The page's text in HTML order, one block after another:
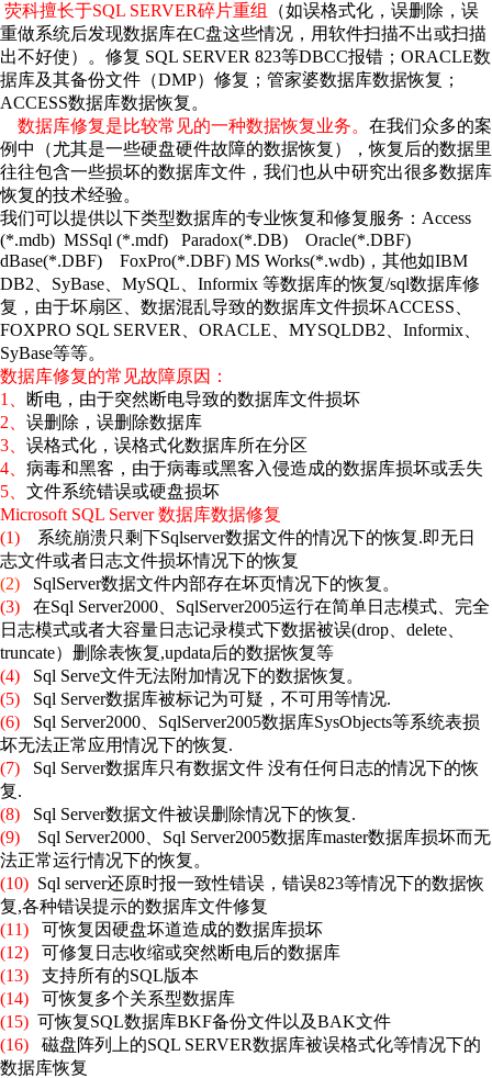
荧科擅长于SQL SERVER碎片重组
（如误格式化，误删除，误
重做系统后发现数据库在C盘这些情况，用软件扫描不出或扫描
出不好使）。修复 SQL SERVER 823等DBCC报错；ORACLE数
据库及其备份文件（DMP）修复；管家婆数据库数据恢复；
ACCESS数据库数据恢复。
数据库修复是比较常见的一种数据恢复业务。 在我们众多的案
例中（尤其是一些硬盘硬件故障的数据恢复），恢复后的数据里
往往包含一些损坏的数据库文件，我们也从中研究出很多数据库
恢复的技术经验。
我们可以提供以下类型数据库的专业恢复和修复服务：Access
(*.mdb) MSSql (*.mdf) Paradox(*.DB) Oracle(*.DBF)
dBase(*.DBF) FoxPro(*.DBF) MS Works(*.wdb)，其他如IBM
DB2、SyBase、MySQL、Informix 等数据库的恢复/sql数据库修
复，由于坏扇区、数据混乱导致的数据库文件损坏ACCESS、
FOXPRO SQL SERVER、ORACLE、MYSQLDB2、Informix、
SyBase等等。
数据库修复的常见故障原因：
1、
断电，由于突然断电导致的数据库文件损坏
2、 误删除，误删除数据库
3、 误格式化，误格式化数据库所在分区
4、 病毒和黑客，由于病毒或黑客入侵造成的数据库损坏或丢失
5、 文件系统错误或硬盘损坏
Microsoft SQL Server 数据库数据修复
(1) 系统崩溃只剩下Sqlserver数据文件的情况下的恢复.即无日
志文件或者日志文件损坏情况下的恢复
(2) SqlServer数据文件内部存在坏页情况下的恢复。
(3) 在Sql Server2000、SqlServer2005运行在简单日志模式、完全
日志模式或者大容量日志记录模式下数据被误(drop、delete、
truncate）删除表恢复,updata后的数据恢复等
(4) Sql Serve文件无法附加情况下的数据恢复。
(5) Sql Server数据库被标记为可疑，不可用等情况.
(6) Sql Server2000、SqlServer2005数据库SysObjects等系统表损
坏无法正常应用情况下的恢复.
(7) Sql Server数据库只有数据文件 没有任何日志的情况下的恢
复.
(8) Sql Server数据文件被误删除情况下的恢复.
(9) Sql Server2000、Sql Server2005数据库master数据库损坏而无
法正常运行情况下的恢复。
(10) Sql server还原时报一致性错误，错误823等情况下的数据恢
复,各种错误提示的数据库文件修复
(11) 可恢复因硬盘坏道造成的数据库损坏
(12) 可修复日志收缩或突然断电后的数据库
(13) 支持所有的SQL版本
(14) 可恢复多个关系型数据库
(15) 可恢复SQL数据库BKF备份文件以及BAK文件
(16) 磁盘阵列上的SQL SERVER数据库被误格式化等情况下的
数据库恢复